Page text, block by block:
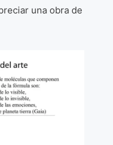
2018
Arte
una obra de